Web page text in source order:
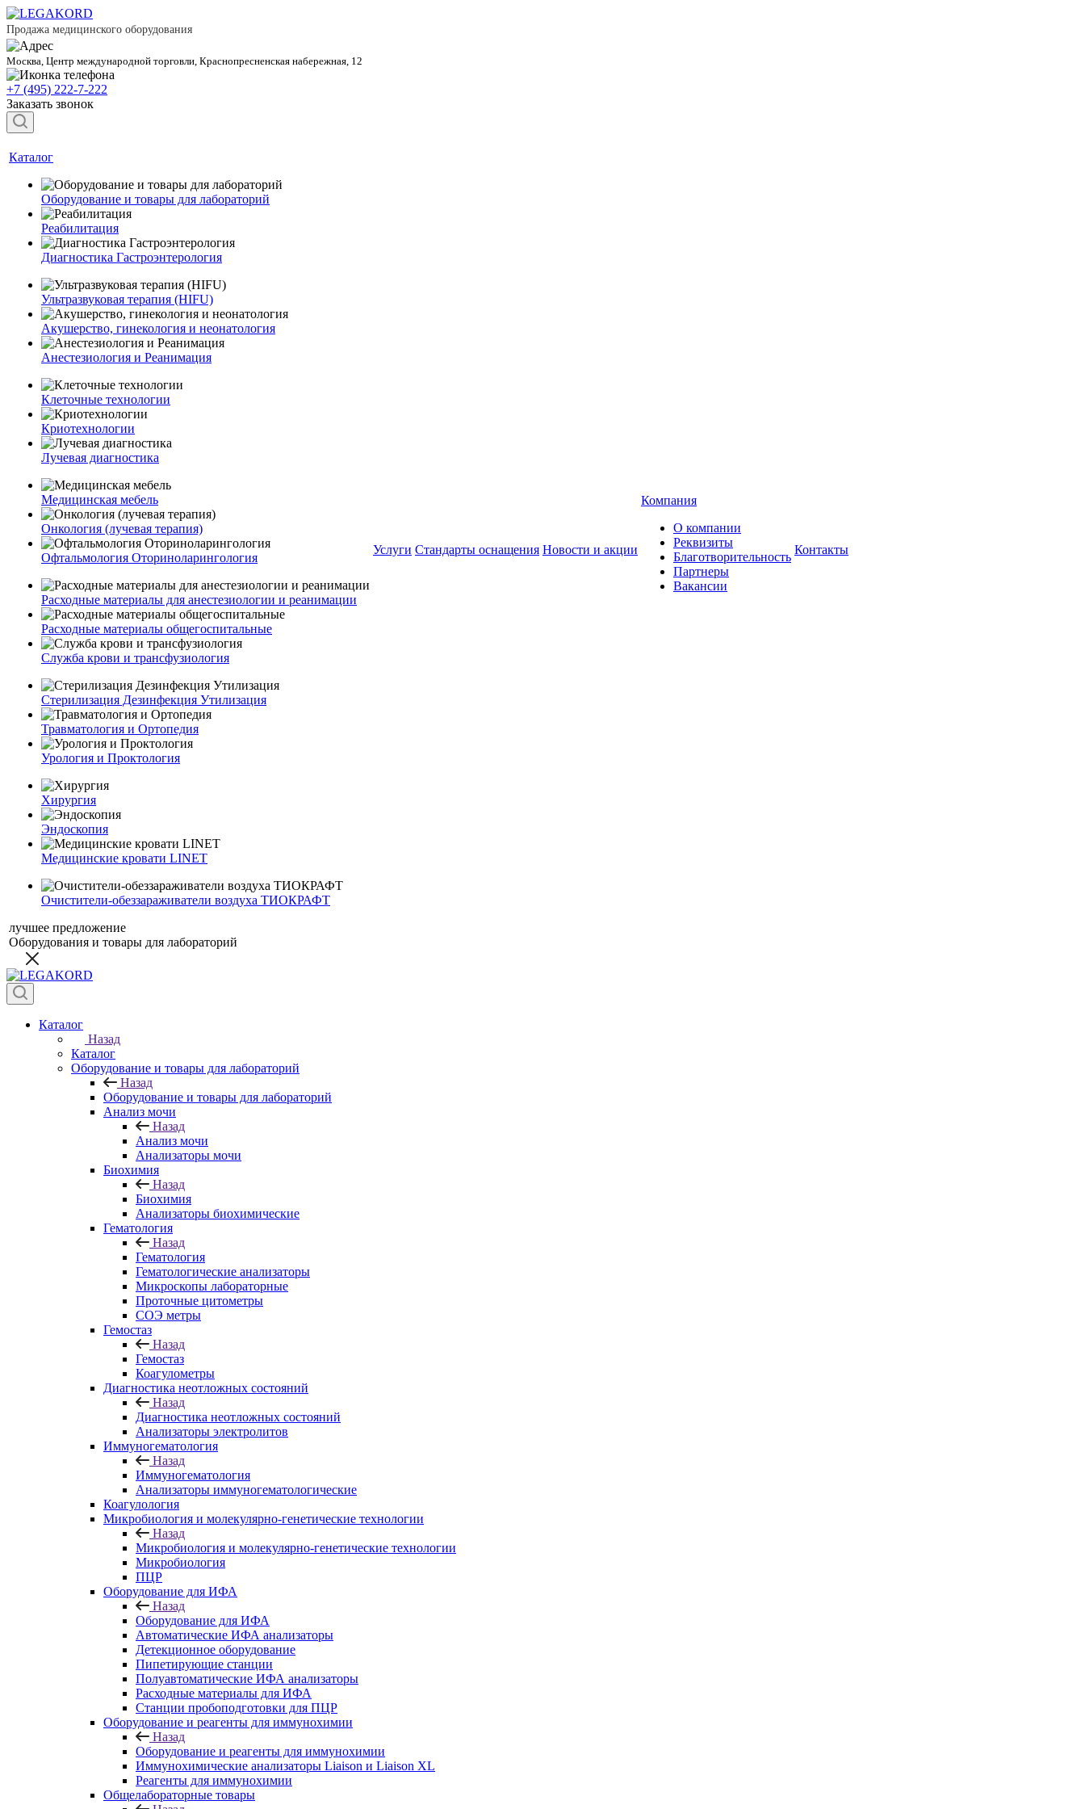
Продажа медицинского оборудования
Москва, Центр международной торговли, Краснопресненская набережная, 12
+7 (495) 222-7-222
Заказать звонок
Каталог
Оборудование и товары для лабораторий
Реабилитация
Диагностика Гастроэнтерология
Ультразвуковая терапия (HIFU)
Акушерство, гинекология и неонатология
Анестезиология и Реанимация
Клеточные технологии
Криотехнологии
Лучевая диагностика
Медицинская мебель
Онкология (лучевая терапия)
Офтальмология Оториноларингология
Расходные материалы для анестезиологии и реанимации
Расходные материалы общегоспитальные
Служба крови и трансфузиология
Стерилизация Дезинфекция Утилизация
Травматология и Ортопедия
Урология и Проктология
Хирургия
Эндоскопия
Медицинские кровати LINET
Очистители-обеззараживатели воздуха ТИОКРАФТ
лучшее предложение
Оборудования и товары для лабораторий
Услуги Стандарты оснащения Новости и акции
Компания
О компании
Реквизиты
Благотворительность
Партнеры
Вакансии
Контакты
Каталог
Назад
Каталог
Оборудование и товары для лабораторий
Назад
Оборудование и товары для лабораторий
Анализ мочи
Назад
Анализ мочи
Анализаторы мочи
Биохимия
Назад
Биохимия
Анализаторы биохимические
Гематология
Назад
Гематология
Гематологические анализаторы
Микроскопы лабораторные
Проточные цитометры
СОЭ метры
Гемостаз
Назад
Гемостаз
Коагулометры
Диагностика неотложных состояний
Назад
Диагностика неотложных состояний
Анализаторы электролитов
Иммуногематология
Назад
Иммуногематология
Анализаторы иммуногематологические
Коагулология
Микробиология и молекулярно-генетические технологии
Назад
Микробиология и молекулярно-генетические технологии
Микробиология
ПЦР
Оборудование для ИФА
Назад
Оборудование для ИФА
Автоматические ИФА анализаторы
Детекционное оборудование
Пипетирующие станции
Полуавтоматические ИФА анализаторы
Расходные материалы для ИФА
Станции пробоподготовки для ПЦР
Оборудование и реагенты для иммунохимии
Назад
Оборудование и реагенты для иммунохимии
Иммунохимические анализаторы Liaison и Liaison XL
Реагенты для иммунохимии
Общелабораторные товары